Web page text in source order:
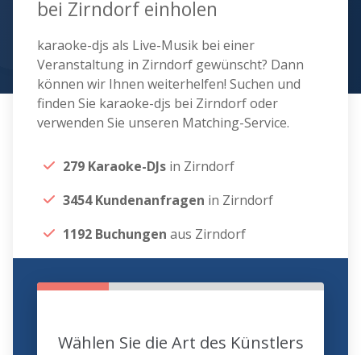
bei Zirndorf einholen
karaoke-djs als Live-Musik bei einer
Veranstaltung in Zirndorf gewünscht? Dann
können wir Ihnen weiterhelfen! Suchen und
finden Sie karaoke-djs bei Zirndorf oder
verwenden Sie unseren Matching-Service.
279 Karaoke-DJs in Zirndorf
3454 Kundenanfragen in Zirndorf
1192 Buchungen aus Zirndorf
Wählen Sie die Art des Künstlers